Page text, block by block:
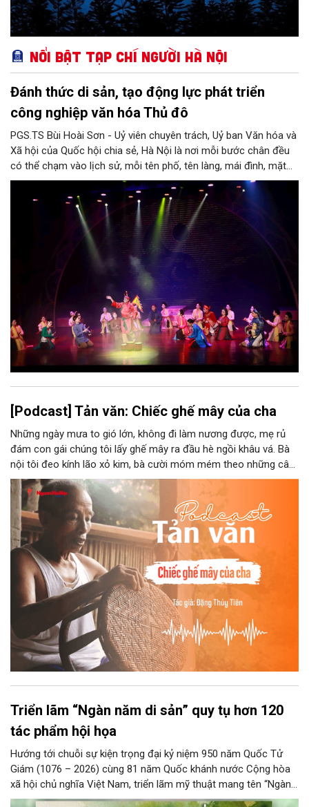
Nổi bật Tạp chí Người Hà Nội
Đánh thức di sản, tạo động lực phát triển
công nghiệp văn hóa Thủ đô
PGS.TS Bùi Hoài Sơn - Uỷ viên chuyên trách, Uỷ ban Văn hóa và
Xã hội của Quốc hội chia sẻ, Hà Nội là nơi mỗi bước chân đều
có thể chạm vào lịch sử, mỗi tên phố, tên làng, mái đình, mặt
hồ, nếp nhà, câu hát, món ăn, làn điệu, nghề thủ công đều có
thể kể một câu chuyện về chiều sâu văn hiến của dân tộc.
Nhưng trong kỷ nguyên mới, câu hỏi đặt ra không chỉ Hà Nội có
bao nhiêu di sản, bao nhiêu văn nghệ sĩ, trí thức, không gian ký
ức, mà là làm thế nào để những giá trị ấy trở thành nguồn lực
phát triển, thành sức mạnh mềm, thành động lực sáng tạo,
thành năng lực cạnh tranh của Thủ đô.
[Podcast] Tản văn: Chiếc ghế mây của cha
Những ngày mưa to gió lớn, không đi làm nương được, mẹ rủ
đám con gái chúng tôi lấy ghế mây ra đầu hè ngồi khâu vá. Bà
nội tôi đeo kính lão xỏ kim, bà cười móm mém theo những câu
chuyện kể tếu táo của đám trẻ chúng tôi. Chiếc ghế mây phát
ra âm thanh kin kít chịu đựng sức nặng cơ thể con người theo
những điệu cười khúc khích.
Triển lãm “Ngàn năm di sản” quy tụ hơn 120
tác phẩm hội họa
Hướng tới chuỗi sự kiện trọng đại kỷ niệm 950 năm Quốc Tử
Giám (1076 – 2026) cùng 81 năm Quốc khánh nước Cộng hòa
xã hội chủ nghĩa Việt Nam, triển lãm mỹ thuật mang tên “Ngàn
năm di sản” sẽ chính thức khai mạc vào ngày 8/8 tại Nhà Thái